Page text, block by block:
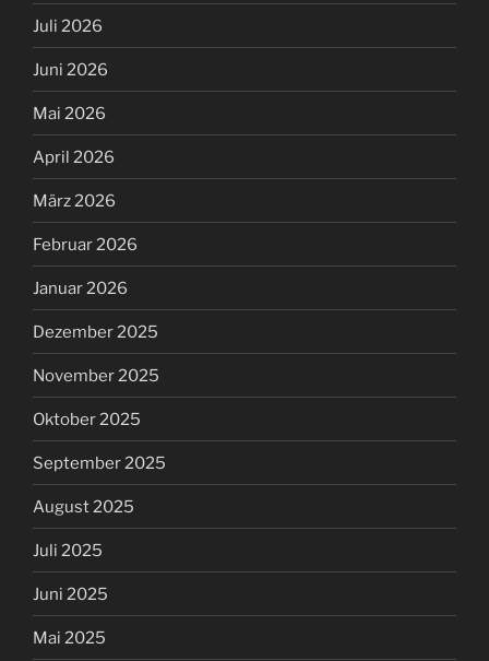
Juli 2026
Juni 2026
Mai 2026
April 2026
März 2026
Februar 2026
Januar 2026
Dezember 2025
November 2025
Oktober 2025
September 2025
August 2025
Juli 2025
Juni 2025
Mai 2025